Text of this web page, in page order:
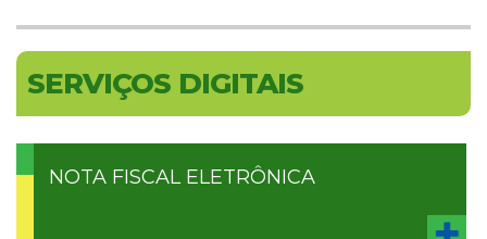
SERVIÇOS DIGITAIS
NOTA FISCAL ELETRÔNICA